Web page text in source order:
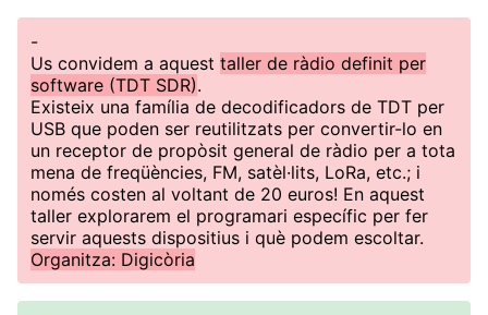
-
Us convidem a aquest taller de ràdio definit per
software (TDT SDR).
Existeix una família de decodificadors de TDT per
USB que poden ser reutilitzats per convertir-lo en
un receptor de propòsit general de ràdio per a tota
mena de freqüències, FM, satèl·lits, LoRa, etc.; i
només costen al voltant de 20 euros! En aquest
taller explorarem el programari específic per fer
servir aquests dispositius i què podem escoltar.
Organitza: Digicòria